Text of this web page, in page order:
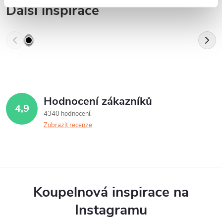
Další inspirace
4,9 Hodnocení zákazníků
4340 hodnocení
Zobrazit recenze
Koupelnová inspirace na
Instagramu